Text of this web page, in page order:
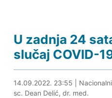
U zadnja 24
slučaj COVID-
15.09.2022. 11:05
14.09.2022. 23:55
sc. Dean Delić, dr. med.